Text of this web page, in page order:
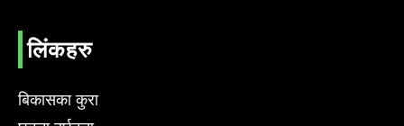
लिंकहरु
बिकासका कुरा